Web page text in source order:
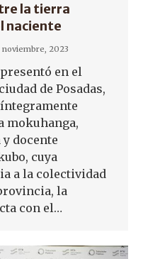
la tierra
naciente
noviembre, 2023
en el
de Posadas,
mokuhanga,
docente
cuya
a la colectividad
la
con el…